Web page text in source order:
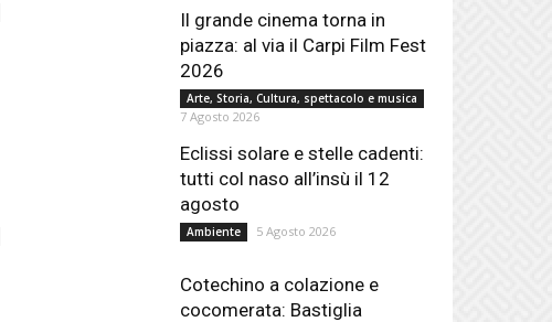
Il grande cinema torna in
piazza: al via il Carpi Film Fest
2026
Arte, Storia, Cultura, spettacolo e musica
7 Agosto 2026
Eclissi solare e stelle cadenti:
tutti col naso all’insù il 12
agosto
Ambiente 5 Agosto 2026
Cotechino a colazione e
cocomerata: Bastiglia